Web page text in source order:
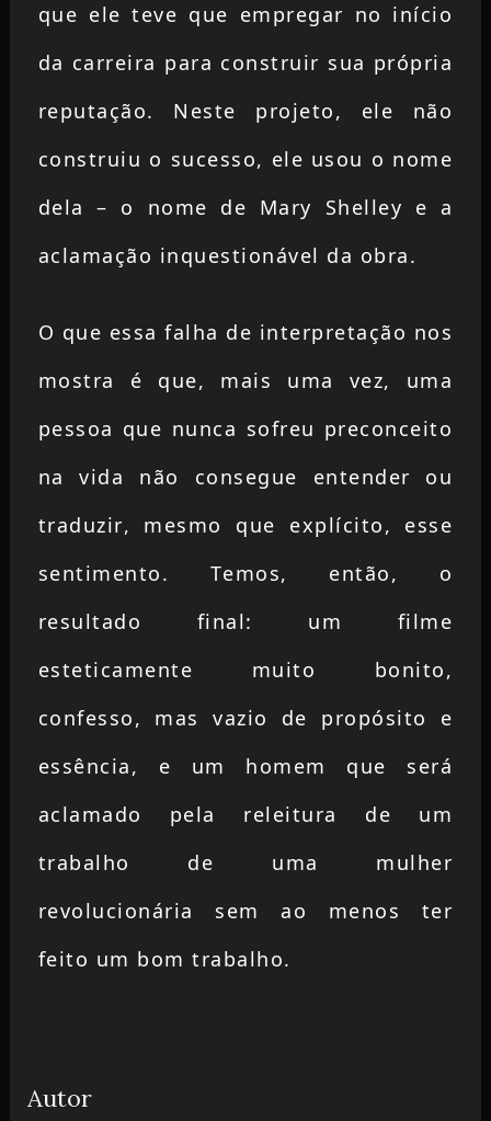
que ele teve que empregar no início
da carreira para construir sua própria
reputação. Neste projeto, ele não
construiu o sucesso, ele usou o nome
dela – o nome de Mary Shelley e a
aclamação inquestionável da obra.
O que essa falha de interpretação nos
mostra é que, mais uma vez, uma
pessoa que nunca sofreu preconceito
na vida não consegue entender ou
traduzir, mesmo que explícito, esse
sentimento. Temos, então, o
resultado final: um filme
esteticamente muito bonito,
confesso, mas vazio de propósito e
essência, e um homem que será
aclamado pela releitura de um
trabalho de uma mulher
revolucionária sem ao menos ter
feito um bom trabalho.
Autor